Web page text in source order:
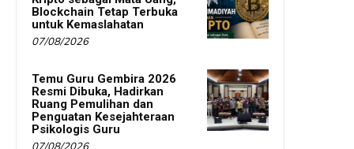
Blockchain Tetap Terbuka
untuk Kemaslahatan
07/08/2026
Temu Guru Gembira 2026
Resmi Dibuka, Hadirkan
Ruang Pemulihan dan
Penguatan Kesejahteraan
Psikologis Guru